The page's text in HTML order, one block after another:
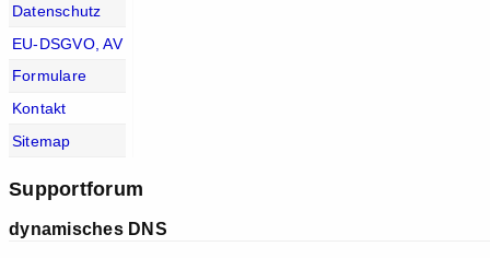
Datenschutz
EU-DSGVO, AV
Formulare
Kontakt
Sitemap
Supportforum
dynamisches DNS